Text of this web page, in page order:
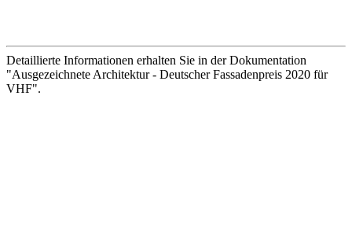
Detaillierte Informationen erhalten Sie in der Dokumentation
"Ausgezeichnete Architektur - Deutscher Fassadenpreis 2020 für
VHF".